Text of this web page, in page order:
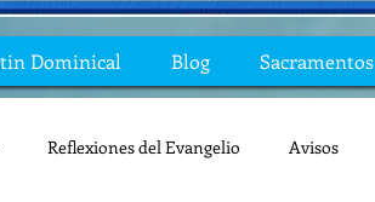
Dominical Blog Sacramentos
Reflexiones del Evangelio Avisos